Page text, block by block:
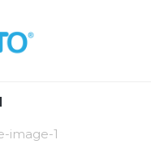
image-1